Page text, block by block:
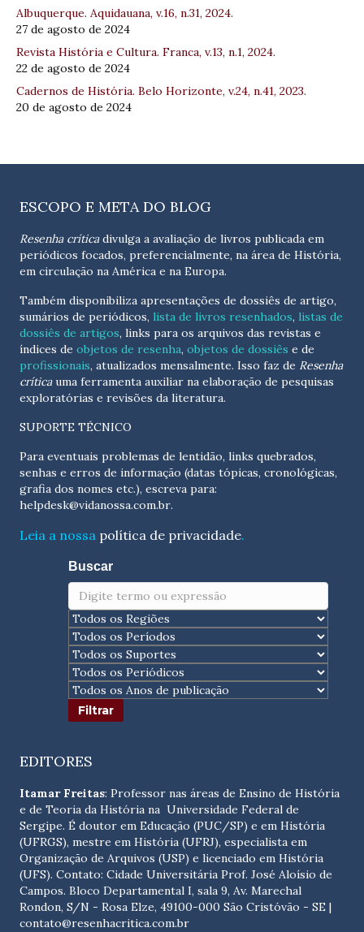
Albuquerque. Aquidauana, v.16, n.31, 2024.
27 de agosto de 2024
Revista História e Cultura. Franca, v.13, n.1, 2024.
22 de agosto de 2024
Cadernos de História. Belo Horizonte, v.24, n.41, 2023.
20 de agosto de 2024
ESCOPO E META DO BLOG
Resenha críticadivulga a avaliação de livros publicada em
periódicos focados, preferencialmente, na área de História,
em circulação na América e na Europa.
Também disponibiliza apresentações de dossiês de artigo,
sumários de periódicos, lista de livros resenhados, listas de
dossiês de artigos, links para os arquivos das revistas e
índices de objetos de resenha, objetos de dossiês e de
profissionais, atualizados mensalmente. Isso faz de Resenha
críticauma ferramenta auxiliar na elaboração de pesquisas
exploratórias e revisões da literatura.
SUPORTE TÉCNICO
Para eventuais problemas de lentidão, links quebrados,
senhas e erros de informação (datas tópicas, cronológicas,
helpdesk@vidanossa.com.br.
Leia a nossa política de privacidade.
Buscar
EDITORES
Itamar Freitas: Professor nas áreas de Ensino de História
e de Teoria da História na Universidade Federal de
Sergipe. É doutor em Educação (PUC/SP) e em História
(UFRGS), mestre em História (UFRJ), especialista em
Organização de Arquivos (USP) e licenciado em História
(UFS). Contato: Cidade Universitária Prof. José Aloísio de
Campos. Bloco Departamental I, sala 9, Av. Marechal
Rondon, S/N - Rosa Elze, 49100-000 São Cristóvão - SE |
contato@resenhacritica.com.br